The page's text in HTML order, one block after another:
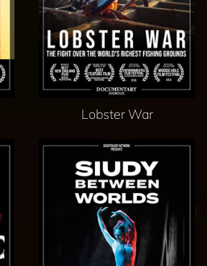
Lobster War